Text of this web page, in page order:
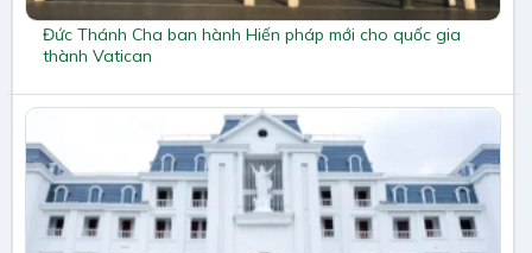
Đức Thánh Cha ban hành Hiến pháp mới cho quốc gia
thành Vatican